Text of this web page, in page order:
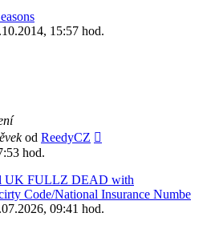
15:57 hod.
od ReedyCZ
hod.
UK FULLZ DEAD with
Code/National Insurance Numbe
09:41 hod.